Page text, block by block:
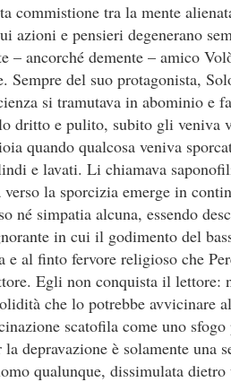
commistione tra la mente
azioni e pensieri degenerano
– ancorché demente – amico
Sempre del suo protagonista,
si tramutava in abominio e
dritto e pulito, subito gli veniva
quando qualcosa veniva
e lavati. Li chiamava
la sporcizia emerge in
né simpatia alcuna, essendo
in cui il godimento del
al finto fervore religioso che
Egli non conquista il lettore:
che lo potrebbe avvicinare
scatofila come uno
depravazione è solamente una
qualunque, dissimulata